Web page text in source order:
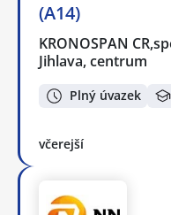
(A14)
KRONOSPAN
Jihlava, centrum
Plný úvazek
včerejší